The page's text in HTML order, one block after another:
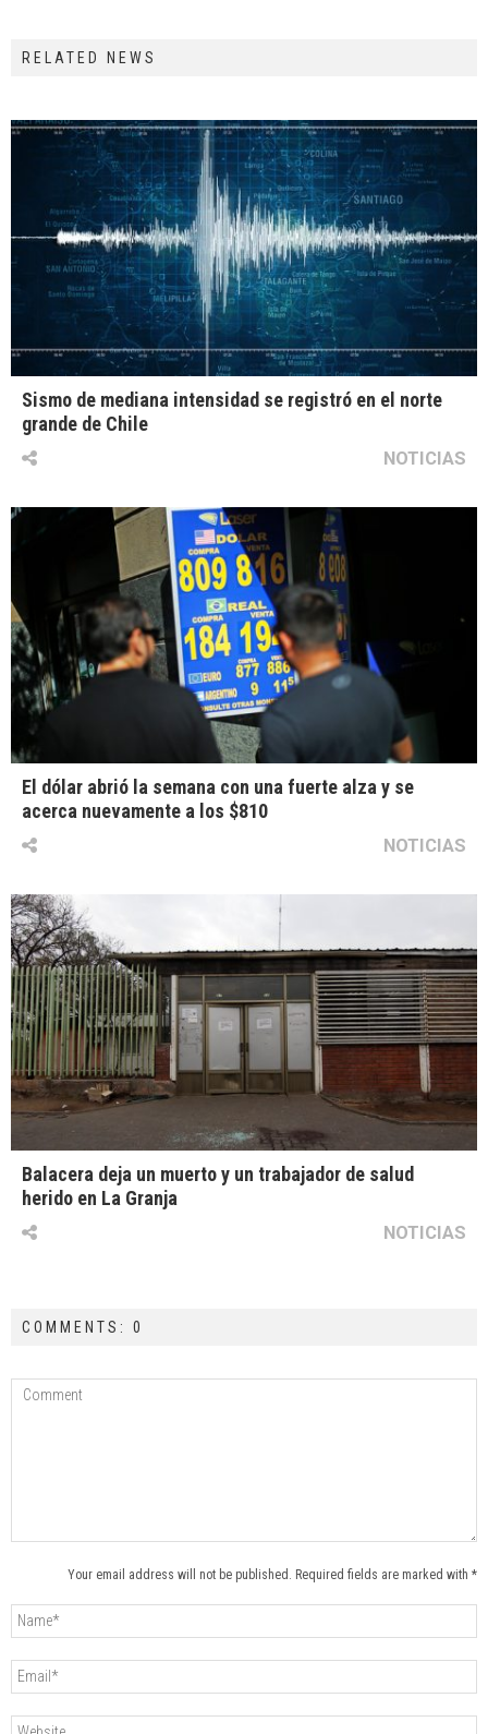
RELATED NEWS
Sismo de mediana intensidad se registró en el norte
grande de Chile
NOTICIAS
El dólar abrió la semana con una fuerte alza y se
acerca nuevamente a los $810
NOTICIAS
Balacera deja un muerto y un trabajador de salud
herido en La Granja
NOTICIAS
COMMENTS: 0
Your email address will not be published. Required fields are marked with *